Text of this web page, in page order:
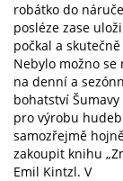
robátko do
posléze zase
počkal a
Nebylo možno
na denní a
bohatství
pro výrobu
samozřejmě
zakoupit knihu
Emil Kintzl. V